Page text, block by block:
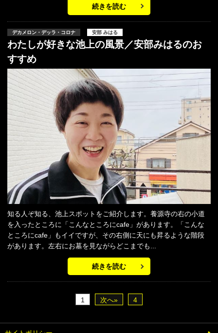
続きを読む
デカメロン・デッラ・コロナ 安部 みはる
わたしが好きな池上の風景／安部みはるのお
すすめ
知る人ぞ知る、池上スポットをご紹介します。養源寺の右の小道
を入ったところに「こんなところにcafe」があります。「こんな
ところにcafe」もイイですが、その右側に天にも昇るような階段
があります。左右にお墓を見ながらどこまでも...
続きを読む
1 次へ» 4